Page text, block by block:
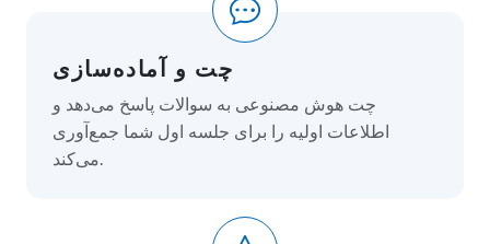
چت و آماده‌سازی
چت هوش مصنوعی به سوالات پاسخ می‌دهد و
اطلاعات اولیه را برای جلسه اول شما جمع‌آوری
می‌کند.